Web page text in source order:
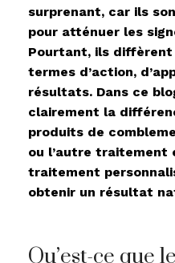
surprenant, car ils
pour atténuer les
Pourtant, ils diffèrent
termes d’action,
résultats. Dans ce
clairement la
produits de
ou l’autre traitement
traitement
obtenir un résultat
Qu’est-ce que